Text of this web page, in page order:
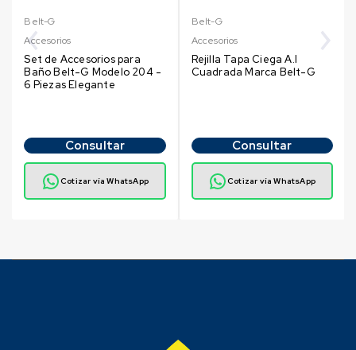
Belt-G
Accesorios
Set de Accesorios para
Baño Belt-G Modelo 204 -
6 Piezas Elegante
Consultar
Cotizar vía WhatsApp
Belt-G
Accesorios
Rejilla Tapa Ciega A.I
Cuadrada Marca Belt-G
Consultar
Cotizar vía WhatsApp